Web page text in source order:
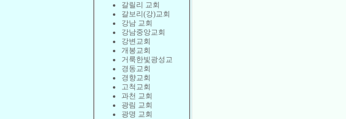
갈릴리 교회
갈보리(강)교회
강남 교회
강남중앙교회
강변교회
개봉교회
거룩한빛광성교
경동교회
경향교회
고척교회
과천 교회
광림 교회
광명 교회